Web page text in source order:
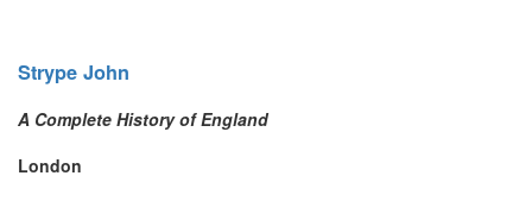
Strype John
A Complete History of England
London